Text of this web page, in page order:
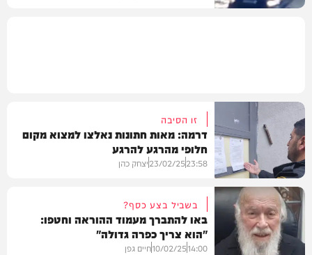
חדשות
זו הסיבה
דרמה: מאות חתונות נאלצו למצוא מקום
חלופי מהרגע להרגע
23:58
23/02/25יצחק כהן
בשביל בצע כסף?
באו להתברך מעמוד ההוראה וחטפו:
"הוא צריך כפרה גדולה"
14:00
10/02/25חיים גפן